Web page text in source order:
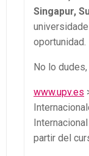
Singapur,
oportunidad.
No lo
www.upv.es
partir del